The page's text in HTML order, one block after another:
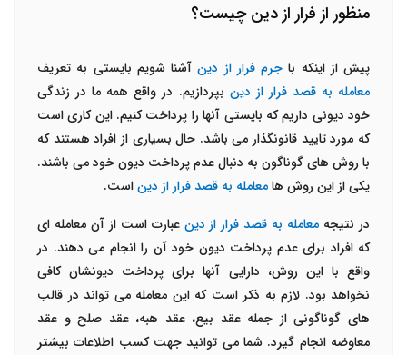
منظور از فرار از دین چیست؟
پیش از اینکه با جرم فرار از دینآشنا شویم بایستی به تعریف
معامله به قصد فرار از دین بپردازیم. در واقع همه ما در زندگی
خود دیونی داریم که بایستی آنها را پرداخت کنیم. این کاری است
که مورد تایید قانونگذار می باشد. حال بسیاری از افراد هستند که
با روش های گوناگون به دنبال عدم پرداخت دیون خود می باشند.
یکی از این روش هامعامله به قصد فرار از دیناست.
در نتیجه معامله به قصد فرار از دینعبارت است از آن معامله ای
که افراد برای عدم پرداخت دیون خود آن را انجام می دهند. در
واقع با این روش، دارایی آنها برای پرداخت دیونشان کافی
نخواهد بود. لازم به ذکر است که این معامله می تواند در قالب
های گوناگونی از جمله عقد بیع، عقد هبه، عقد صلح و عقد
معاوضه انجام گیرد. شما می توانید جهت کسب اطلاعات بیشتر